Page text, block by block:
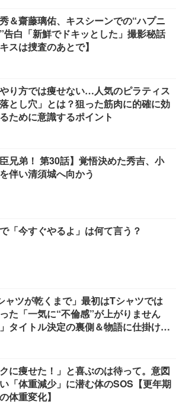
＆齋藤璃佑、キスシーンでの“ハプニ
告白「新鮮でドキッとした」撮影秘話
スは捜査のあとで】
り方では痩せない…人気のピラティス
とし穴」とは？狙った筋肉に的確に効
ために意識するポイント
臣兄弟！ 第30話】覚悟決めた秀吉、小
伴い清須城へ向かう
「今すぐやるよ」は何て言う？
ャツが乾くまで」最初はTシャツでは
た「一気に“不倫感”が上がりません
タイトル決定の裏側＆物語に仕掛けた
クに痩せた！」と喜ぶのは待って。意図
「体重減少」に潜む体のSOS【更年期
体重変化】